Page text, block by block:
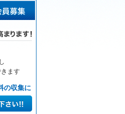
ます
の収集に